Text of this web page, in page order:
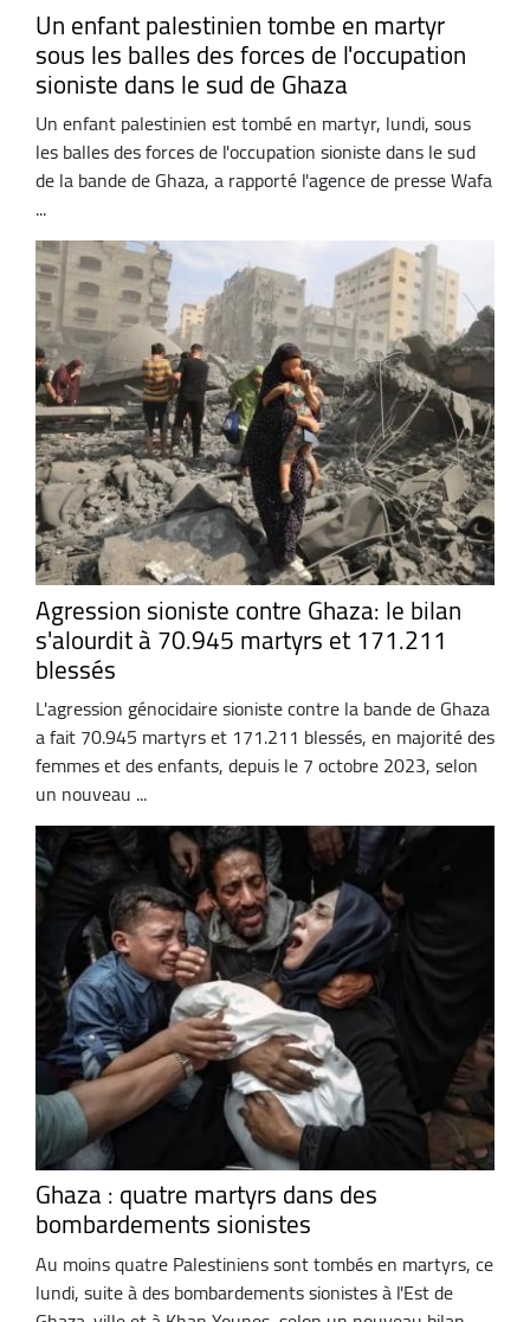
Un enfant palestinien tombe en martyr
sous les balles des forces de l'occupation
sioniste dans le sud de Ghaza
Un enfant palestinien est tombé en martyr, lundi, sous
les balles des forces de l'occupation sioniste dans le sud
de la bande de Ghaza, a rapporté l'agence de presse Wafa
...
Agression sioniste contre Ghaza: le bilan
s'alourdit à 70.945 martyrs et 171.211
blessés
L'agression génocidaire sioniste contre la bande de Ghaza
a fait 70.945 martyrs et 171.211 blessés, en majorité des
femmes et des enfants, depuis le 7 octobre 2023, selon
un nouveau ...
Ghaza : quatre martyrs dans des
bombardements sionistes
Au moins quatre Palestiniens sont tombés en martyrs, ce
lundi, suite à des bombardements sionistes à l'Est de